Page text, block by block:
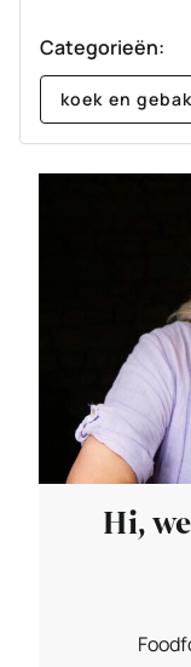
Categorieën:
koek en gebak
Hi,